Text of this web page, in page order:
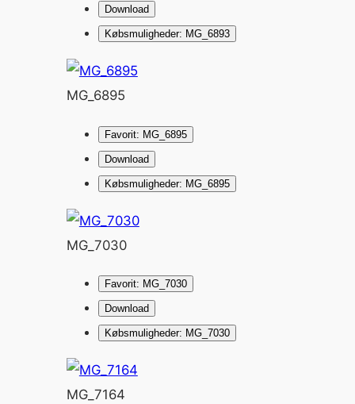
Download
Købsmuligheder: MG_6893
MG_6895
Favorit: MG_6895
Download
Købsmuligheder: MG_6895
MG_7030
Favorit: MG_7030
Download
Købsmuligheder: MG_7030
MG_7164